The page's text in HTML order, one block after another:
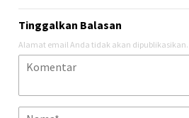
Tinggalkan Balasan
Alamat email Anda tidak akan dipublikasikan.